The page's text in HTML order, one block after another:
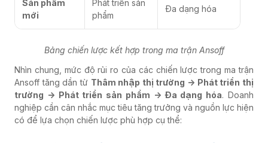
Sản phẩm
mới
Phát triển sản
phẩm
Đa dạng hóa
Bảng chiến lược kết hợp trong ma trận Ansoff
Nhìn chung, mức độ rủi ro của các chiến lược trong ma trận
Ansoff tăng dần từ Thâm nhập thị trường → Phát triển thị
trường → Phát triển sản phẩm → Đa dạng hóa. Doanh
nghiệp cần cân nhắc mục tiêu tăng trưởng và nguồn lực hiện
có để lựa chọn chiến lược phù hợp cụ thể: